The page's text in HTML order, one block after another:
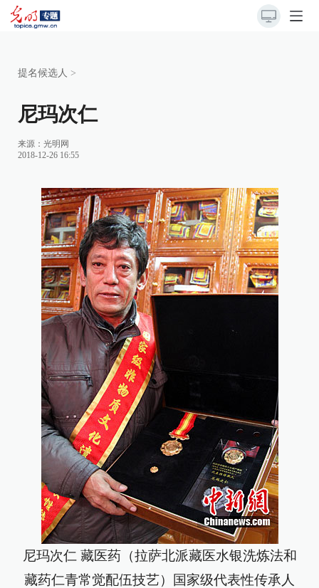
提名候选人 >
尼玛次仁
来源： 光明网
2018-12-26 16:55
尼玛次仁 藏医药（拉萨北派藏医水银洗炼法和
藏药仁青常觉配伍技艺）国家级代表性传承人